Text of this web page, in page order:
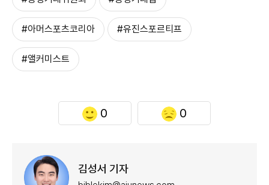
#아머스포츠코리아 #유진스포르티프
#앨커미스트
0 0
김성서 기자